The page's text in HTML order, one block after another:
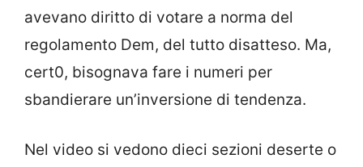
avevano diritto di votare a norma del
regolamento Dem, del tutto disatteso. Ma,
cert0, bisognava fare i numeri per
sbandierare un’inversione di tendenza.
Nel video si vedono dieci sezioni deserte o